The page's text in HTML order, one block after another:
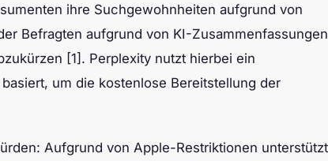
ihre Suchgewohnheiten aufgrund von
Befragten aufgrund von KI-Zusammenfassungen
[1]. Perplexity nutzt hierbei ein
um die kostenlose Bereitstellung der
Aufgrund von Apple-Restriktionen unterstützt